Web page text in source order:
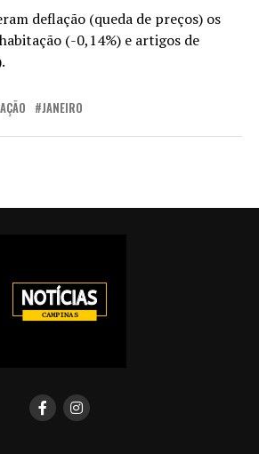
deflação (queda de preços) os
(-0,14%) e artigos de
JANEIRO